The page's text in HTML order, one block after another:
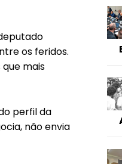
os feridos.
mais
perfil da
não envia